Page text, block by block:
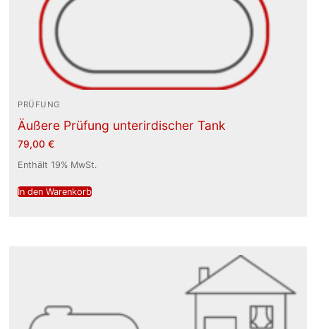
PRÜFUNG
Äußere Prüfung unterirdischer Tank
79,00 €
Enthält 19% MwSt.
In den Warenkorb